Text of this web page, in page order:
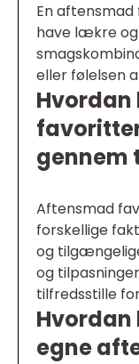
En
have lækre
eller følelsen
gennem
Aftensmad
forskellige
og
og
tilfredsstille
Hvordan
egne